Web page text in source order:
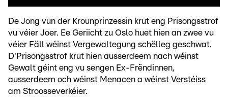
De Jong vun der Krounprinzessin krut eng Prisongsstrof
vu véier Joer. Ee Geriicht zu Oslo huet hien an zwee vu
véier Fäll wéinst Vergewaltegung schëlleg geschwat.
D'Prisongsstrof krut hien ausserdeem nach wéinst
Gewalt géint eng vu sengen Ex-Frëndinnen,
ausserdeem och wéinst Menacen a wéinst Verstéiss
am Stroosseverkéier.